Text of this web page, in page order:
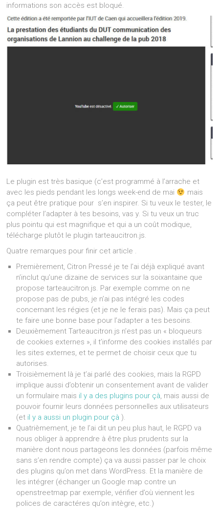
informations son accès est bloqué.
Le plugin est très basique (c’est programmé à l’arrache et
avec les pieds pendant les longs week-end de mai
mais
ça peut être pratique pour s’en inspirer. Si tu veux le tester, le
compléter l’adapter à tes besoins, vas y. Si tu veux un truc
plus pointu qui est magnifique et qui a un coût modique,
télécharge plutôt le plugin tarteaucitron.js.
Quatre remarques pour finir cet article .
Premièrement, Citron Pressé je te l’ai déjà expliqué avant
n’inclut qu’une dizaine de services sur la soixantaine que
propose tarteaucitron.js. Par exemple comme on ne
propose pas de pubs, je n’ai pas intégré les codes
concernant les régies (et je ne le ferais pas). Mais ça peut
te faire une bonne base pour l’adapter a tes besoins.
Deuxièmement Tarteaucitron.js n’est pas un « bloqueurs
de cookies externes », il t’informe des cookies installés par
les sites externes, et te permet de choisir ceux que tu
autorises.
Troisièmement là je t’ai parlé des cookies, mais la RGPD
implique aussi d’obtenir un consentement avant de valider
un formulaire mais il y a des plugins pour çà, mais aussi de
pouvoir fournir leurs données personnelles aux utilisateurs
(et il y a aussi un plugin pour çà ).
Quatrièmement, je te l’ai dit un peu plus haut, le RGPD va
nous obliger à apprendre à être plus prudents sur la
manière dont nous partageons les données (parfois même
sans s’en rendre compte) ça va aussi passer par le choix
des plugins qu’on met dans WordPress. Et la manière de
les intégrer (échanger un Google map contre un
openstreetmap par exemple, vérifier d’où viennent les
polices de caractéres qu’on intègre, etc.)